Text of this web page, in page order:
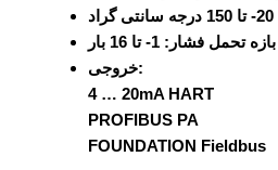
20- تا 150 درجه سانتی گراد
بازه تحمل فشار: 1- تا 16 بار
خروجی:
4 … 20mA HART
PROFIBUS PA
FOUNDATION Fieldbus